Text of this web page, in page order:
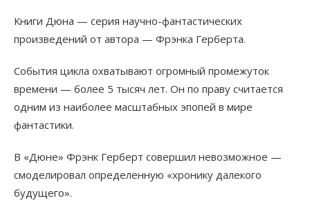
Книги Дюна — серия научно-фантастических
произведений от автора — Фрэнка Герберта.
События цикла охватывают огромный промежуток
времени — более 5 тысяч лет. Он по праву считается
одним из наиболее масштабных эпопей в мире
фантастики.
В «Дюне» Фрэнк Герберт совершил невозможное —
смоделировал определенную «хронику далекого
будущего».